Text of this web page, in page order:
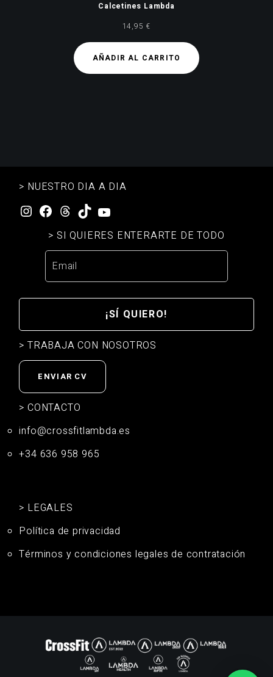
Calcetines Lambda
14,95 €
AÑADIR AL CARRITO
> NUESTRO DIA A DIA
Instagram
Facebook
Threads
TikTokYouTube
> SI QUIERES ENTERARTE DE TODO
¡SÍ QUIERO!
> TRABAJA CON NOSOTROS
ENVIAR CV
> CONTACTO
info@crossfitlambda.es
+34 636 958 965
> LEGALES
Política de privacidad
Términos y condiciones legales de contratación